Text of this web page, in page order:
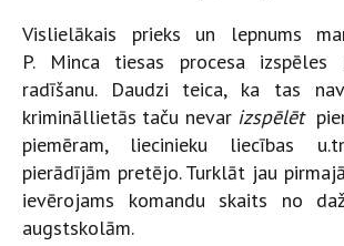
Vislielākais prieks un lepnums
P. Minca tiesas procesa izspēles
radīšanu. Daudzi teica, ka tas
krimināllietās taču nevar izspēlēt
piemēram, liecinieku liecības
pierādījām pretējo. Turklāt jau
ievērojams komandu skaits no
augstskolām.